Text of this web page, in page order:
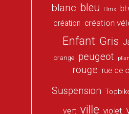
blanc bleu Bmx
création création
Enfant Gris
orange peugeot
rouge rue de
Suspension
vert ville violet